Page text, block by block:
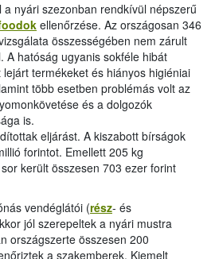
nyári szezonban rendkívül népszerű
ellenőrzése. Az országosan 346
összességében nem zárult
A hatóság ugyanis sokféle hibát
termékeket és hiányos higiéniai
több esetben problémás volt az
és a dolgozók
is.
eljárást. A kiszabott bírságok
forintot. Emellett 205 kg
került összesen 703 ezer forint
vendéglátói (rész- és
jól szerepeltek a nyári mustra
országszerte összesen 200
a szakemberek. Kiemelt